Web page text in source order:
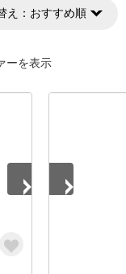
え： おすすめ順
ーを表示